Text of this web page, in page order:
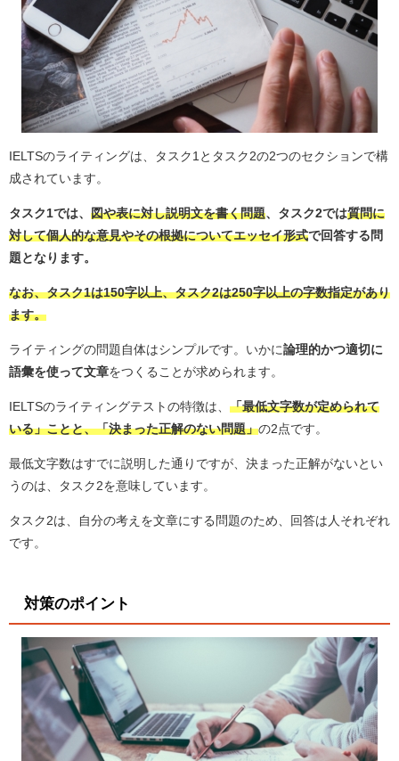
IELTSのライティングは、タスク1とタスク2の2つのセクションで構
成されています。
タスク1では、 図や表に対し説明文を書く問題、タスク2では質問に
対して個人的な意見やその根拠についてエッセイ形式で回答する問
題となります。
なお、タスク1は150字以上、タスク2は250字以上の字数指定があり
ます。
ライティングの問題自体はシンプルです。いかに論理的かつ適切に
語彙を使って文章をつくることが求められます。
IELTSのライティングテストの特徴は、 「最低文字数が定められて
いる」ことと、「決まった正解のない問題」の2点です。
最低文字数はすでに説明した通りですが、決まった正解がないとい
うのは、タスク2を意味しています。
タスク2は、自分の考えを文章にする問題のため、回答は人それぞれ
です。
対策のポイント